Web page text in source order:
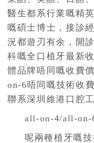
醫生都系行業嘅精
嘅碩士博士，接診
況都遊刃有余，開
科嘅全口植牙最新
體品牌唔同嘅收費
on-6唔同嘅技術收
聯系深圳維港口腔
all-on-4/all-on-
呢兩種植牙嘅